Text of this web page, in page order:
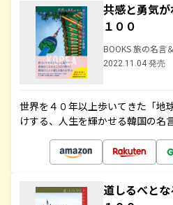
共感と勇気
１００
BOOKS 旅の名言
2022.11.04 発売
世界を４０年以上歩いてきた「地
けする、人生を輝かせる韓国の名
道しるべと